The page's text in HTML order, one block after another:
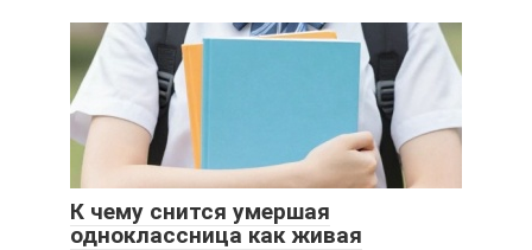
К чему снится умершая
одноклассница как живая